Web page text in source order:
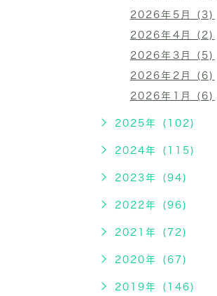
2026年5月 (3)
2026年4月 (2)
2026年3月 (5)
2026年2月 (6)
2026年1月 (6)
2025年 (102)
2024年 (115)
2023年 (94)
2022年 (96)
2021年 (72)
2020年 (67)
2019年 (146)